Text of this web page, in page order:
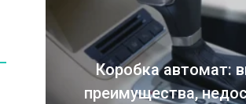
Коробка автомат:
преимущества,